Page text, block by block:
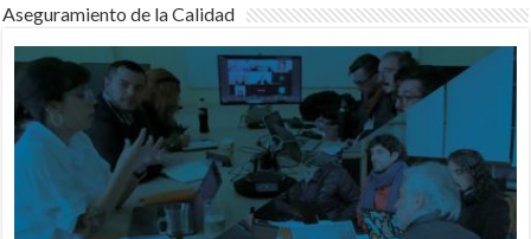
Aseguramiento de la Calidad